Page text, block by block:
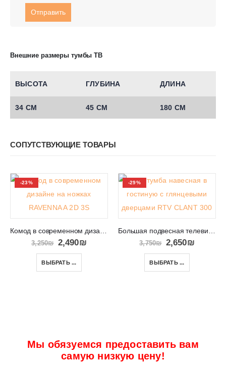
Внешние размеры тумбы ТВ
ВЫСОТА ГЛУБИНА ДЛИНА
34 СМ 45 СМ 180 СМ
СОПУТСТВУЮЩИЕ ТОВАРЫ
-23%
3,250₪ 2,490₪
ВЫБРАТЬ ...
-29%
3,750₪ 2,650₪
ВЫБРАТЬ ...
Мы обязуемся предоставить вам
самую низкую цену!